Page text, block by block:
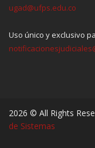
ugad@ufps.edu.co
Uso único y exclusivo
2026 © All Rights
de Sistemas